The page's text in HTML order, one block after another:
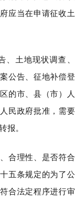
应当在申请征收土
、土地现状调查、
公告、征地补偿登
的市、县（市）人
民政府批准，需要
报。
合理性、是否符合
五条规定的为了公
合法定程序进行审